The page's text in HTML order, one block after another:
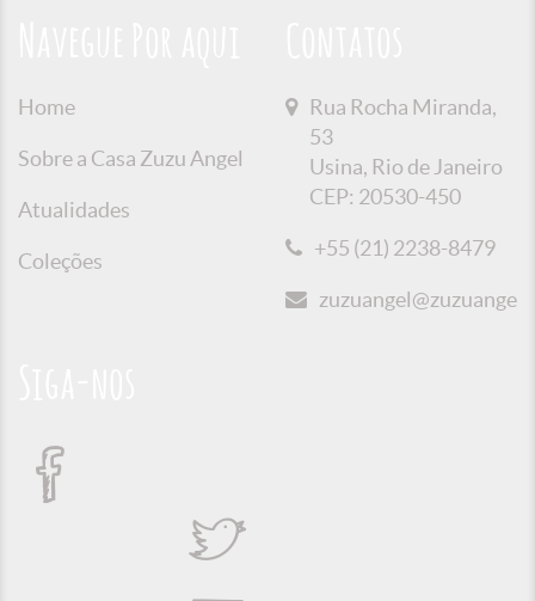
Home
Sobre a Casa Zuzu Angel
Atualidades
Coleções
Rua Rocha Miranda,
53
Usina, Rio de Janeiro
CEP: 20530-450
+55 (21) 2238-8479